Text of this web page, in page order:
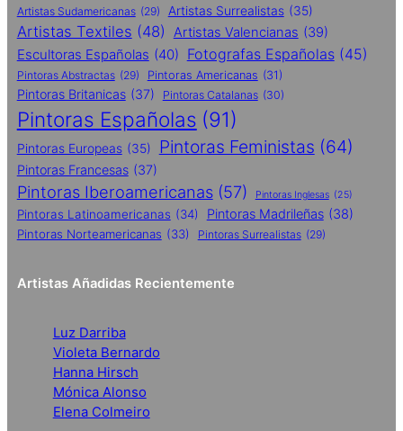
Artistas Sudamericanas (29) Artistas Surrealistas (35)
Artistas Textiles (48) Artistas Valencianas (39)
Escultoras Españolas (40) Fotografas Españolas (45)
Pintoras Abstractas (29) Pintoras Americanas (31)
Pintoras Britanicas (37) Pintoras Catalanas (30)
Pintoras Españolas (91)
Pintoras Europeas (35) Pintoras Feministas (64)
Pintoras Francesas (37)
Pintoras Iberoamericanas (57) Pintoras Inglesas (25)
Pintoras Latinoamericanas (34) Pintoras Madrileñas (38)
Pintoras Norteamericanas (33) Pintoras Surrealistas (29)
Artistas Añadidas Recientemente
Luz Darriba
Violeta Bernardo
Hanna Hirsch
Mónica Alonso
Elena Colmeiro